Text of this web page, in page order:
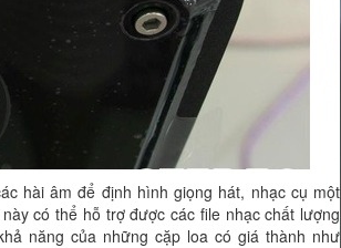
hài âm để định hình giọng hát, nhạc cụ một
có thể hỗ trợ được các file nhạc chất lượng
năng của những cặp loa có giá thành như